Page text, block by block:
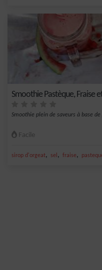
Smoothie Pastèque, Fraise
Smoothie plein de saveurs à base
Facile
sirop d'orgeat, sel , fraise,